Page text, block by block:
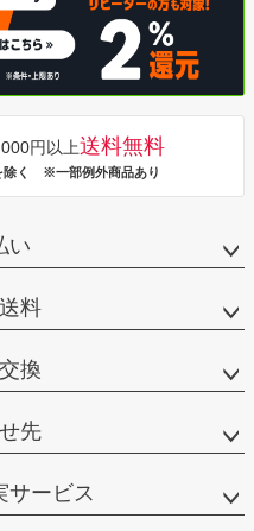
円以上送料無料
除く ※一部例外商品あり
い
料
換
先
サービス